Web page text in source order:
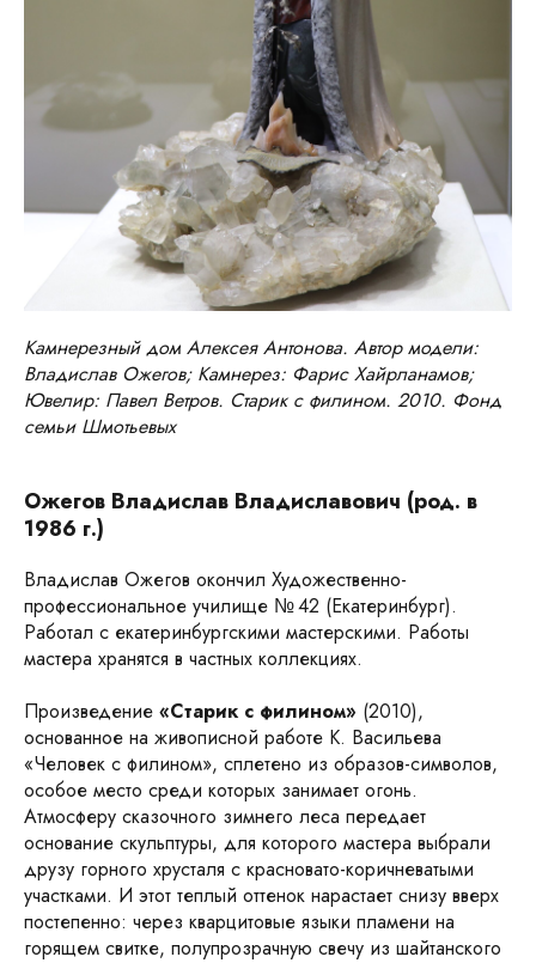
Камнерезный дом Алексея Антонова. Автор модели:
Владислав Ожегов; Камнерез: Фарис Хайрланамов;
Ювелир: Павел Ветров. Старик с филином. 2010. Фонд
семьи Шмотьевых
Ожегов Владислав Владиславович (род. в
1986 г.)
Владислав Ожегов окончил Художественно-
профессиональное училище № 42 (Екатеринбург).
Работал с екатеринбургскими мастерскими. Работы
мастера хранятся в частных коллекциях.
Произведение «Старик с филином» (2010),
основанное на живописной работе К. Васильева
«Человек с филином», сплетено из образов-символов,
особое место среди которых занимает огонь.
Атмосферу сказочного зимнего леса передает
основание скульптуры, для которого мастера выбрали
друзу горного хрусталя с красновато-коричневатыми
участками. И этот теплый оттенок нарастает снизу вверх
постепенно: через кварцитовые языки пламени на
горящем свитке, полупрозрачную свечу из шайтанского